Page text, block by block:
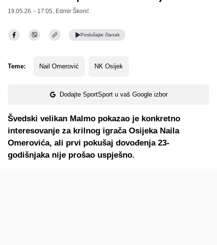
19.05.26. - 17:05, Edmir Škorić
Poslušajte članak
Teme: Nail Omerović NK Osijek
Dodajte SportSport u vaš Google izbor
Švedski velikan Malmo pokazao je konkretno
interesovanje za krilnog igrača Osijeka Naila
Omerovića, ali prvi pokušaj dovođenja 23-
godišnjaka nije prošao uspješno.